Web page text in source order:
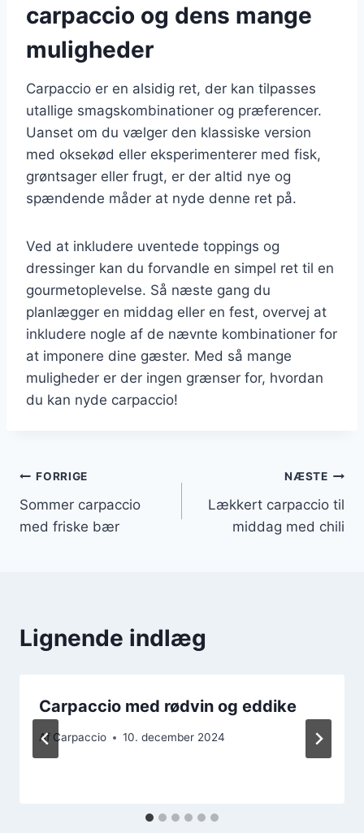
carpaccio og dens mange
muligheder
Carpaccio er en alsidig ret, der kan tilpasses
utallige smagskombinationer og præferencer.
Uanset om du vælger den klassiske version
med oksekød eller eksperimenterer med fisk,
grøntsager eller frugt, er der altid nye og
spændende måder at nyde denne ret på.
Ved at inkludere uventede toppings og
dressinger kan du forvandle en simpel ret til en
gourmetoplevelse. Så næste gang du
planlægger en middag eller en fest, overvej at
inkludere nogle af de nævnte kombinationer for
at imponere dine gæster. Med så mange
muligheder er der ingen grænser for, hvordan
du kan nyde carpaccio!
Indlægsnavigation
FORRIGE
Sommer carpaccio
med friske bær
NÆSTE
Lækkert carpaccio til
middag med chili
Lignende indlæg
Carpaccio med rødvin og eddike
Af Carpaccio 10. december 2024